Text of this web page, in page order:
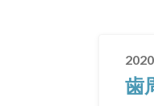
歯